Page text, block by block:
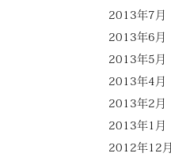
2013年7月
2013年6月
2013年5月
2013年4月
2013年2月
2013年1月
2012年12月